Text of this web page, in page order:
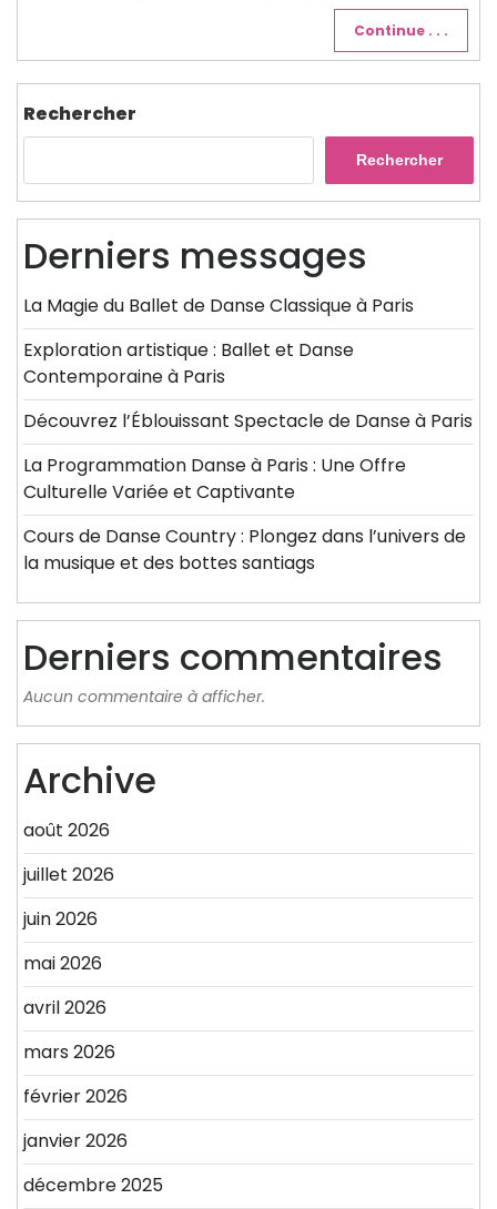
Continue . . .
Rechercher
Rechercher
Derniers messages
La Magie du Ballet de Danse Classique à Paris
Exploration artistique : Ballet et Danse
Contemporaine à Paris
Découvrez l’Éblouissant Spectacle de Danse à Paris
La Programmation Danse à Paris : Une Offre
Culturelle Variée et Captivante
Cours de Danse Country : Plongez dans l’univers de
la musique et des bottes santiags
Derniers commentaires
Aucun commentaire à afficher.
Archive
août 2026
juillet 2026
juin 2026
mai 2026
avril 2026
mars 2026
février 2026
janvier 2026
décembre 2025